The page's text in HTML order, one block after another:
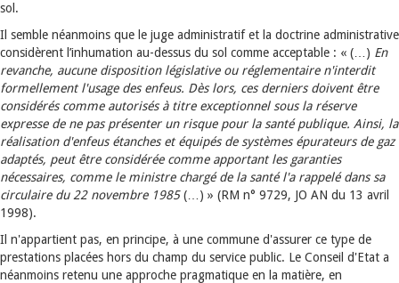
sol.
Il semble néanmoins que le juge administratif et la doctrine administrative
considèrent l’inhumation au-dessus du sol comme acceptable : « (…) En
revanche, aucune disposition législative ou réglementaire n'interdit
formellement l'usage des enfeus. Dès lors, ces derniers doivent être
considérés comme autorisés à titre exceptionnel sous la réserve
expresse de ne pas présenter un risque pour la santé publique. Ainsi, la
réalisation d'enfeus étanches et équipés de systèmes épurateurs de gaz
adaptés, peut être considérée comme apportant les garanties
nécessaires, comme le ministre chargé de la santé l'a rappelé dans sa
circulaire du 22 novembre 1985(…) » (RM n° 9729, JO AN du 13 avril
1998).
Il n'appartient pas, en principe, à une commune d'assurer ce type de
prestations placées hors du champ du service public. Le Conseil d'Etat a
néanmoins retenu une approche pragmatique en la matière, en